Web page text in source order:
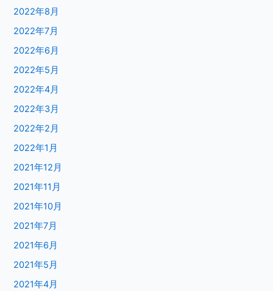
2022年8月
2022年7月
2022年6月
2022年5月
2022年4月
2022年3月
2022年2月
2022年1月
2021年12月
2021年11月
2021年10月
2021年7月
2021年6月
2021年5月
2021年4月